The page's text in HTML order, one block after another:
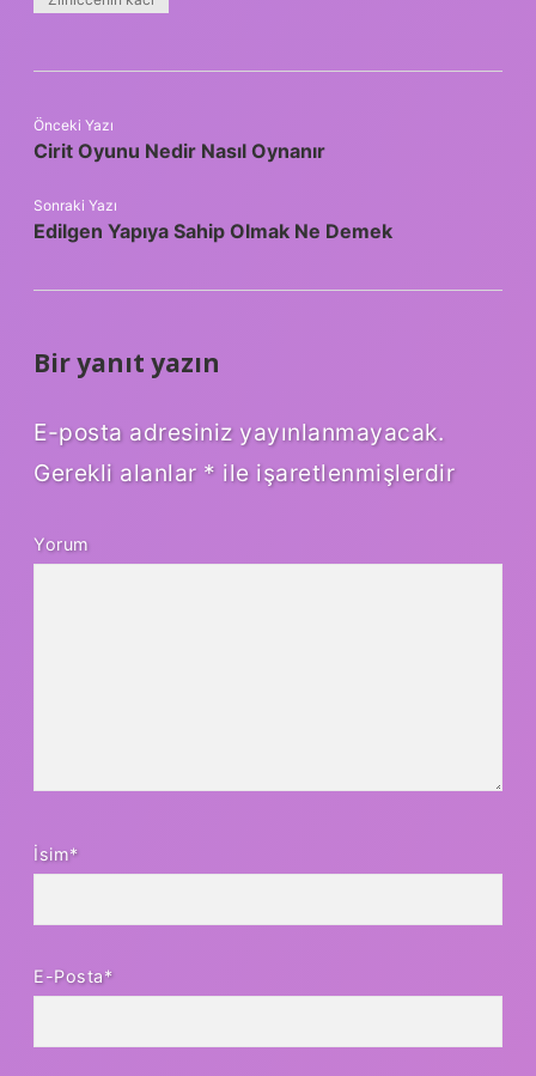
Önceki Yazı
Cirit Oyunu Nedir Nasıl Oynanır
Sonraki Yazı
Edilgen Yapıya Sahip Olmak Ne Demek
Bir yanıt yazın
E-posta adresiniz yayınlanmayacak.
Gerekli alanlar * ile işaretlenmişlerdir
Yorum
İsim*
E-Posta*